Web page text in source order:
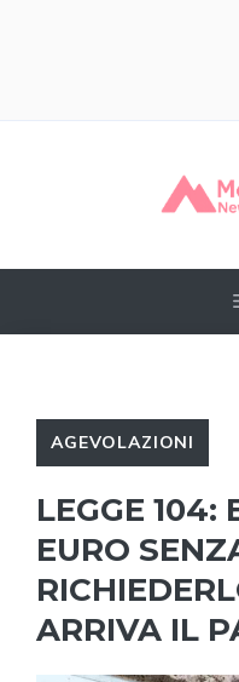
AGEVOLAZIONI
LEGGE 104:
EURO
ARRIVA IL